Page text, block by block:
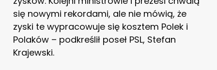
się nowymi rekordami, ale nie mówią, że
zyski te wypracowuje się kosztem Polek i
Polaków – podkreślił poseł PSL, Stefan
Krajewski.